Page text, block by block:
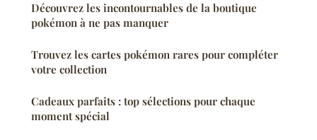
Découvrez les incontournables de la boutique
pokémon à ne pas manquer
Trouvez les cartes pokémon rares pour compléter
votre collection
Cadeaux parfaits : top sélections pour chaque
moment spécial